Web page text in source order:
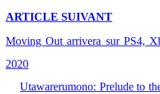
ARTICLE SUIVANT
Moving Out arrivera sur PS4,
2020
Utawarerumono: Prelude to